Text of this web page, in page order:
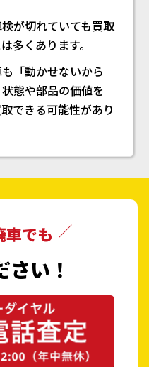
が切れていても買取
多くあります。
「動かせないから
態や部品の価値を
できる可能性があり
車でも
さい！